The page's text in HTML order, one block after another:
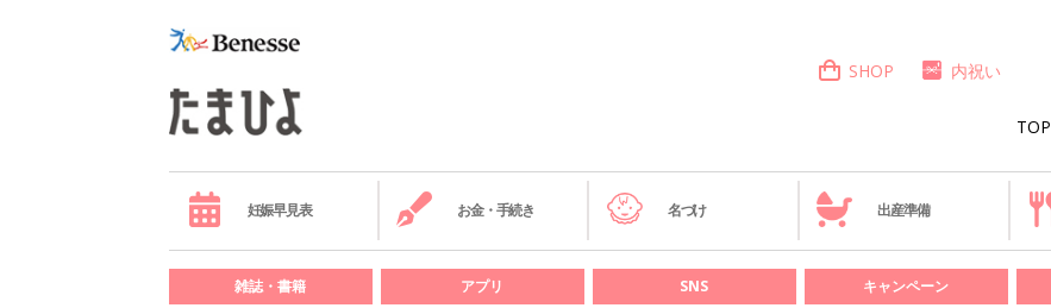
TOP
SHOP 内祝い
妊娠早見表 お金・手続き 名づけ 出産準備
雑誌・書籍 アプリ SNS キャンペーン